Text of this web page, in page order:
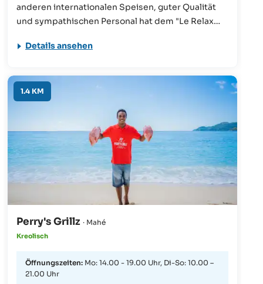
anderen internationalen Speisen, guter Qualität
und sympathischen Personal hat dem "Le Relax
beschert. Zu einem unvergesslichen Urlaub gehört
Details ansehen
1.4 KM
Perry's Grillz · Mahé
Kreolisch
Öffnungszeiten: Mo: 14.00 - 19.00 Uhr, Di-So: 10.00 –
21.00 Uhr